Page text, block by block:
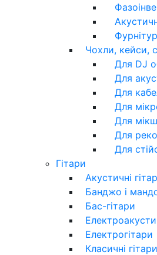
Чохли, кейси,
Для DJ
Для
Для
Для
Для
Для
Для
Гітари
Акустичні
Банджо і
Бас-гітари
Електрогітари
Класичні гітари